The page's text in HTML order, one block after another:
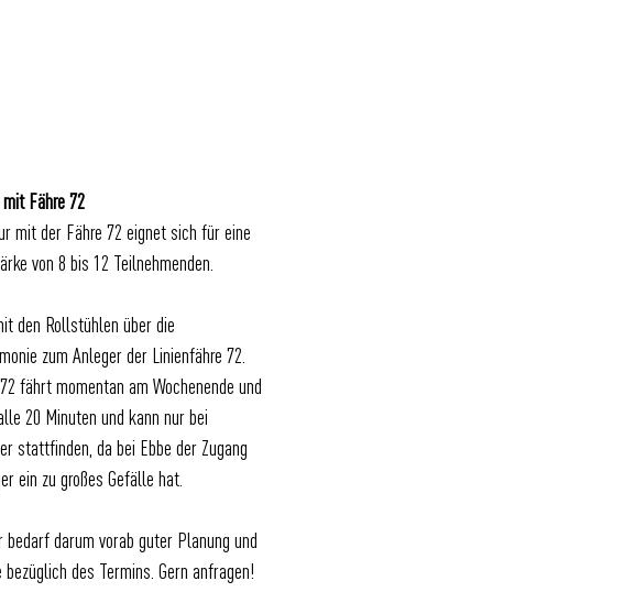
Fähre 72
mit der Fähre 72 eignet sich für eine
von 8 bis 12 Teilnehmenden.
den Rollstühlen über die
zum Anleger der Linienfähre 72.
fährt momentan am Wochenende und
20 Minuten und kann nur bei
stattfinden, da bei Ebbe der Zugang
ein zu großes Gefälle hat.
bedarf darum vorab guter Planung und
bezüglich des Termins. Gern anfragen!